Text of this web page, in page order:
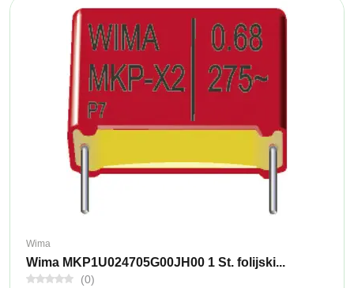
Wima
Wima MKP1U024705G00JH00 1 St. folijski...
(0)